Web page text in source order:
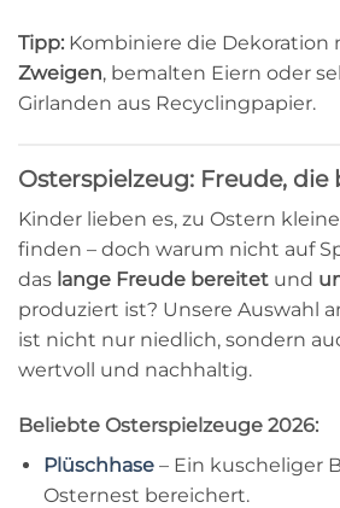
Tipp: Kombiniere die Dekoration
Zweigen, bemalten Eiern oder
Girlanden aus Recyclingpapier.
Osterspielzeug: Freude, die
Kinder lieben es, zu Ostern
finden – doch warum nicht auf
das lange Freude bereitet und
produziert ist? Unsere Auswahl
ist nicht nur niedlich, sondern
wertvoll und nachhaltig.
Beliebte Osterspielzeuge 2026:
Plüschhase– Ein kuscheliger
Osternest bereichert.